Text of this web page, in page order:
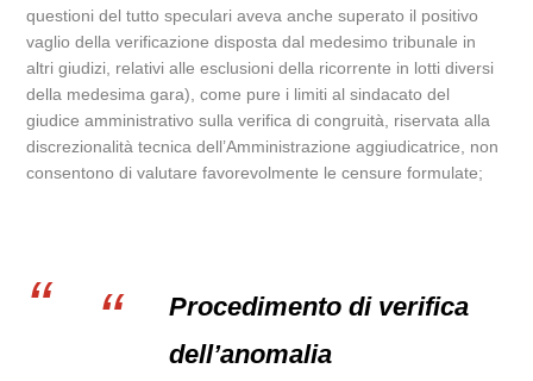
questioni del tutto speculari aveva anche superato il positivo
vaglio della verificazione disposta dal medesimo tribunale in
altri giudizi, relativi alle esclusioni della ricorrente in lotti diversi
della medesima gara), come pure i limiti al sindacato del
giudice amministrativo sulla verifica di congruità, riservata alla
discrezionalità tecnica dell’Amministrazione aggiudicatrice, non
consentono di valutare favorevolmente le censure formulate;
Procedimento di verifica
dell’anomalia